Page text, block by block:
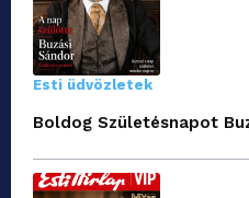
Esti üdvözletek
Boldog Születésnapot